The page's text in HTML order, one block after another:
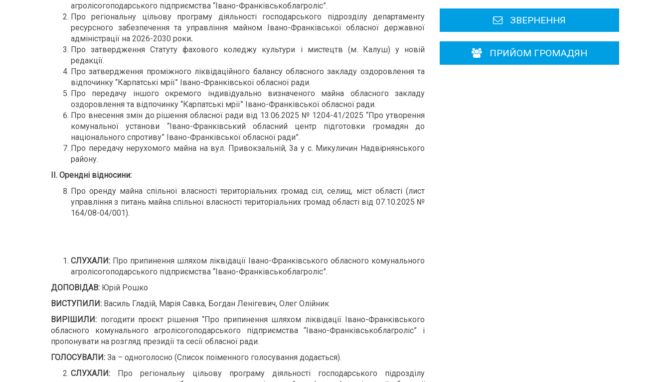
агролісогоподарського підприємства “Івано-Франківськоблагроліс”.
Про регіональну цільову програму діяльності господарського підрозділу департаменту
ресурсного забезпечення та управління майном Івано-Франківської обласної державної
адміністрації на 2026-2030 роки.
Про затвердження Статуту фахового коледжу культури і мистецтв (м. Калуш) у новій
редакції.
Про затвердження проміжного ліквідаційного балансу обласного закладу оздоровлення та
відпочинку “Карпатські мрії” Івано-Франківської обласної ради.
Про передачу іншого окремого індивідуально визначеного майна обласного закладу
оздоровлення та відпочинку “Карпатські мрії” Івано-Франківської обласної ради.
Про внесення змін до рішення обласної ради від 13.06.2025 № 1204-41/2025 “Про утворення
комунальної установи “Івано-Франківський обласний центр підготовки громадян до
національного спротиву” Івано-Франківської обласної ради”.
Про передачу нерухомого майна на вул. Привокзальній, 3а у с. Микуличин Надвірнянського
району.
ІІ. Орендні відносини:
Про оренду майна спільної власності територіальних громад сіл, селищ, міст області (лист
управління з питань майна спільної власності територіальних громад області від 07.10.2025 №
164/08-04/001).
СЛУХАЛИ: Про припинення шляхом ліквідації Івано-Франківського обласного комунального
агролісогоподарського підприємства “Івано-Франківськоблагроліс”.
ДОПОВІДАВ: Юрій Рошко
ВИСТУПИЛИ: Василь Гладій, Марія Савка, Богдан Ленігевич, Олег Олійник
ВИРІШИЛИ: погодити проєкт рішення “Про припинення шляхом ліквідації Івано-Франківського
обласного комунального агролісогоподарського підприємства “Івано-Франківськоблагроліс” і
пропонувати на розгляд президії та сесії обласної ради.
ГОЛОСУВАЛИ: За – одноголосно (Список поіменного голосування додається).
СЛУХАЛИ: Про регіональну цільову програму діяльності господарського підрозділу
Районні, міські ради
ЗВЕРНЕННЯ
ПРИЙОМ ГРОМАДЯН